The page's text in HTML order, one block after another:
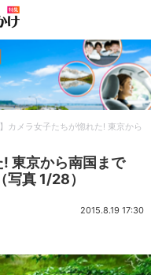
】カメラ女子たちが惚れた! 東京から
! 東京から南国まで
写真 1/28）
2015.8.19 17:30